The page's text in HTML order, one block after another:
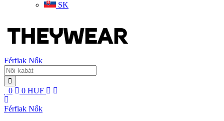
SK
Férfiak Nők
0 0 HUF
Férfiak Nők